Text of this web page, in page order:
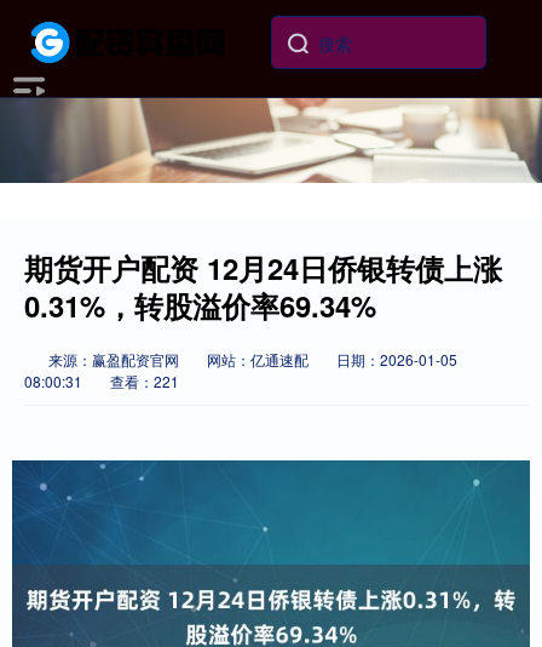
期货开户配资 12月24日侨银转债上涨
0.31%，转股溢价率69.34%
来源：赢盈配资官网 网站：亿通速配
日期：2026-01-05
08:00:31
查看：221